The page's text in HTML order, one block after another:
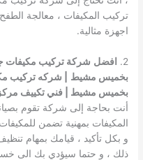
تركيب المكيفات ، معالجة
اجهزة مثالية.
2. افضل شركة تركيب مكيفات
بخميس مشيط
| شركه تركيب
بخميس مشيط | فني تكييف
أنت بحاجة إلى شركة تقوم
المكيفات بمهنية تضمن
و بكل تأكيد ، قيامك بمهام
ذلك ، و حتما سيؤدي بك الى